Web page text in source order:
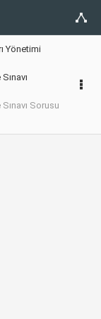
Yönetimi
Sorusu